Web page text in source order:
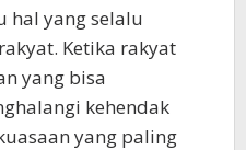
hal yang selalu
Ketika rakyat
yang bisa
kehendak
yang paling